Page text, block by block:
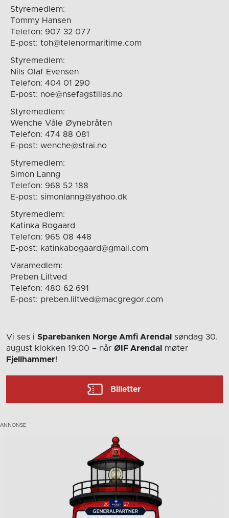
Styremedlem:
Tommy Hansen
Telefon: 907 32 077
E-post: toh@telenormaritime.com
Styremedlem:
Nils Olaf Evensen
Telefon: 404 01 290
E-post: noe@nsefagstillas.no
Styremedlem:
Wenche Våle Øynebråten
Telefon: 474 88 081
E-post: wenche@strai.no
Styremedlem:
Simon Lanng
Telefon: 968 52 188
E-post: simonlanng@yahoo.dk
Styremedlem:
Katinka Bogaard
Telefon: 965 08 448
E-post: katinkabogaard@gmail.com
Varamedlem:
Preben Liltved
Telefon: 480 62 691
E-post: preben.liltved@macgregor.com
Vi ses i Sparebanken Norge Amfi Arendal
søndag 30.
august klokken 19:00 – når ØIF Arendal
møter
Fjellhammer!
Billetter